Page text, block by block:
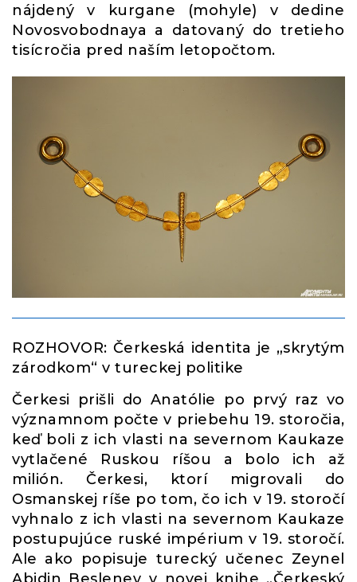
nájdený v kurgane (mohyle) v dedine
Novosvobodnaya a datovaný do tretieho
tisícročia pred naším letopočtom.
ROZHOVOR: Čerkeská identita je „skrytým
zárodkom“ v tureckej politike
Čerkesi prišli do Anatólie po prvý raz vo
významnom počte v priebehu 19. storočia,
keď boli z ich vlasti na severnom Kaukaze
vytlačené Ruskou ríšou a bolo ich až
milión. Čerkesi, ktorí migrovali do
Osmanskej ríše po tom, čo ich v 19. storočí
vyhnalo z ich vlasti na severnom Kaukaze
postupujúce ruské impérium v ​​19. storočí.
Ale ako popisuje turecký učenec Zeynel